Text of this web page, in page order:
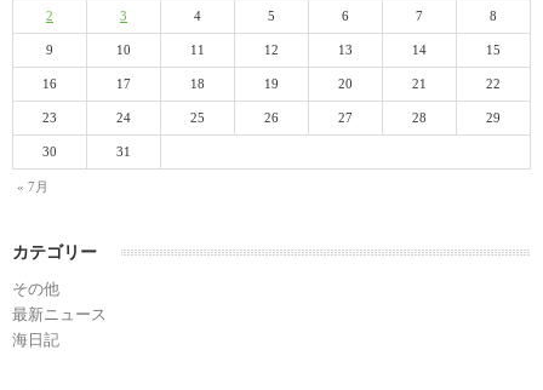
« 7月
2 3 4 5 6 7 8
9 10 11 12 13 14 15
16 17 18 19 20 21 22
23 24 25 26 27 28 29
30 31
カテゴリー
その他
最新ニュース
海日記